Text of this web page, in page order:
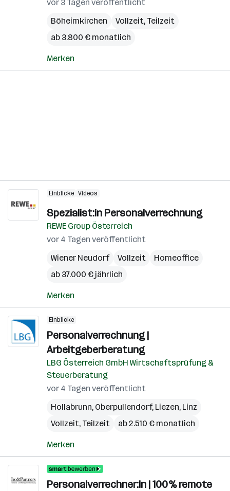
vor 3 Tagen veröffentlicht
Böheimkirchen
Vollzeit, Teilzeit
ab 3.800 € monatlich
Merken
Einblicke Videos
Spezialist:in Personalverrechnung
REWE Group Österreich
vor 4 Tagen veröffentlicht
Wiener Neudorf
Vollzeit
Homeoffice
ab 37.000 € jährlich
Merken
Einblicke
Personalverrechnung |
Arbeitgeberberatung
LBG Österreich GmbH Wirtschaftsprüfung &
Steuerberatung
vor 4 Tagen veröffentlicht
Hollabrunn, Oberpullendorf, Liezen, Linz
Vollzeit, Teilzeit
ab 2.510 € monatlich
Merken
Personalverrechner:in | 100% remote